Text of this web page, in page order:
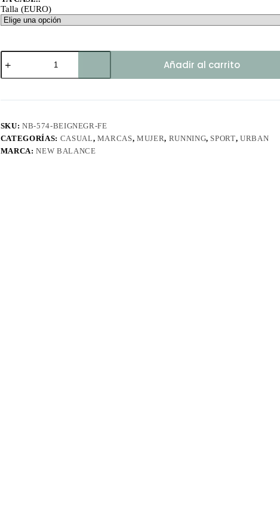
Talla (EURO)
NB
574
Beige-
Añadir al carrito
SKU:NB-574-BEIGNEGR-FE
CATEGORÍAS: CASUAL, MARCAS,MUJER, RUNNING, SPORT,URBAN
MARCA:NEW BALANCE